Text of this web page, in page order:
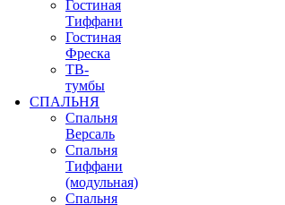
Гостиная
Тиффани
Гостиная
Фреска
ТВ-
тумбы
СПАЛЬНЯ
Спальня
Версаль
Спальня
Тиффани
(модульная)
Спальня